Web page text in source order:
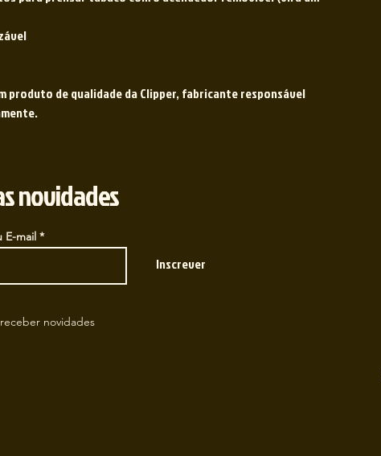
produto de qualidade da Clipper, fabricante responsável
novidades
E-mail
Inscrever
novidades